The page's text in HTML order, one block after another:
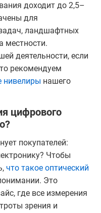
доходит до 2,5–
для
ландшафтных
местности.
деятельности, если
рекомендуем
нивелиры нашего
цифрового
покупателей:
Чтобы
что такое оптический
Это
где все измерения
зрения и